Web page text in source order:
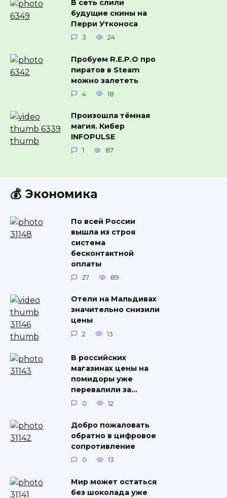
В сеть слили
будущие скины на
Перри Утконоса
3 24
Пробуем R.E.P.O про
пиратов в Steam
можно залететь
4 18
Произошла тёмная
магия. Кибер
INFOPULSE
1 87
💰 Экономика
По всей России
вышла из строя
система
бесконтактной
оплаты
27 89
Отели на Мальдивах
значительно снизили
цены
2 13
В российских
магазинах цены на
помидоры уже
перевалили за…
0 12
Добро пожаловать
обратно в цифровое
сопротивление
0 13
Мир может остаться
без шоколада уже